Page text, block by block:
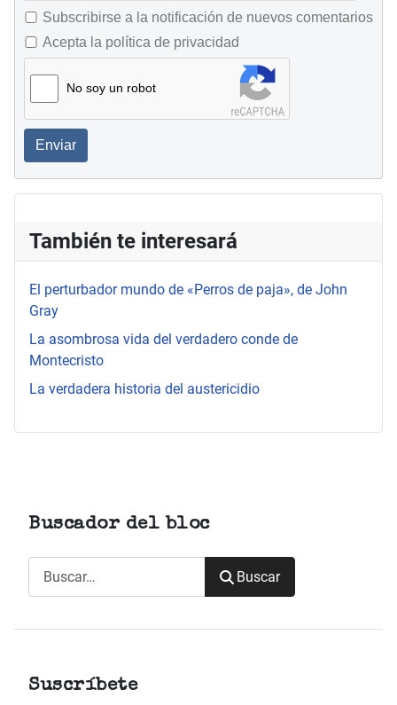
Subscribirse a la notificación de nuevos comentarios
Acepta la política de privacidad
No soy un robot
Enviar
También te interesará
El perturbador mundo de «Perros de paja», de John
Gray
La asombrosa vida del verdadero conde de
Montecristo
La verdadera historia del austericidio
Buscador del bloc
Buscar
Suscríbete